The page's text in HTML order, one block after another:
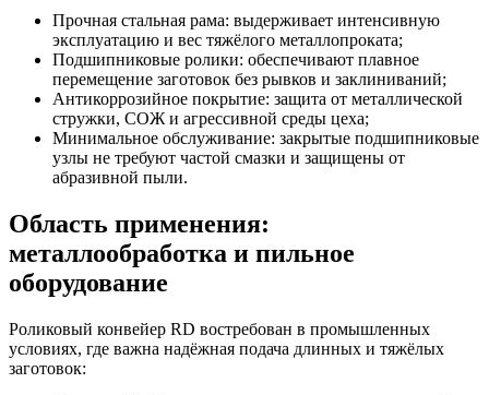
Прочная стальная рама: выдерживает интенсивную
эксплуатацию и вес тяжёлого металлопроката;
Подшипниковые ролики: обеспечивают плавное
перемещение заготовок без рывков и заклиниваний;
Антикоррозийное покрытие: защита от металлической
стружки, СОЖ и агрессивной среды цеха;
Минимальное обслуживание: закрытые подшипниковые
узлы не требуют частой смазки и защищены от
абразивной пыли.
Область применения:
металлообработка и пильное
оборудование
Роликовый конвейер RD востребован в промышленных
условиях, где важна надёжная подача длинных и тяжёлых
заготовок: